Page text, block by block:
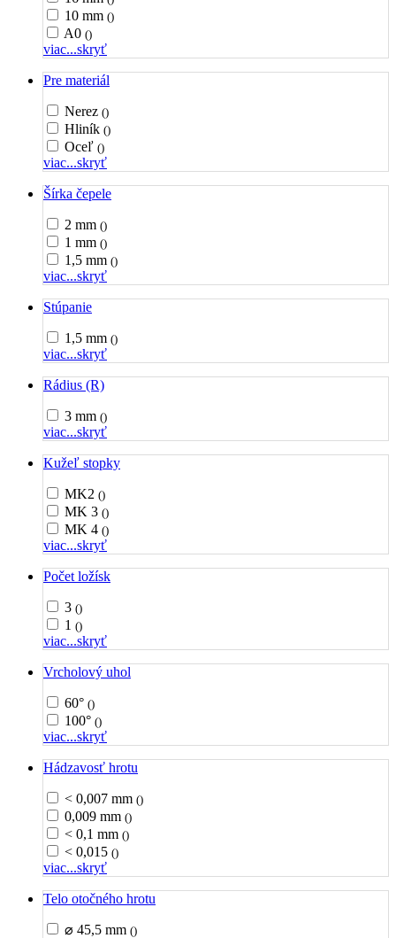
10 mm ()
A0 ()
viac...skryť
Pre materiál
Nerez ()
Hliník ()
Oceľ ()
viac...skryť
Šírka čepele
2 mm ()
1 mm ()
1,5 mm ()
viac...skryť
Stúpanie
1,5 mm ()
viac...skryť
Rádius (R)
3 mm ()
viac...skryť
Kužeľ stopky
MK2 ()
MK 3 ()
MK 4 ()
viac...skryť
Počet ložísk
3 ()
1 ()
viac...skryť
Vrcholový uhol
60° ()
100° ()
viac...skryť
Hádzavosť hrotu
< 0,007 mm ()
0,009 mm ()
< 0,1 mm ()
< 0,015 ()
viac...skryť
Telo otočného hrotu
⌀ 45,5 mm ()